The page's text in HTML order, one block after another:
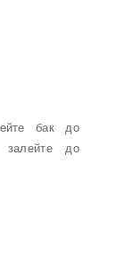
бак до
залейте до